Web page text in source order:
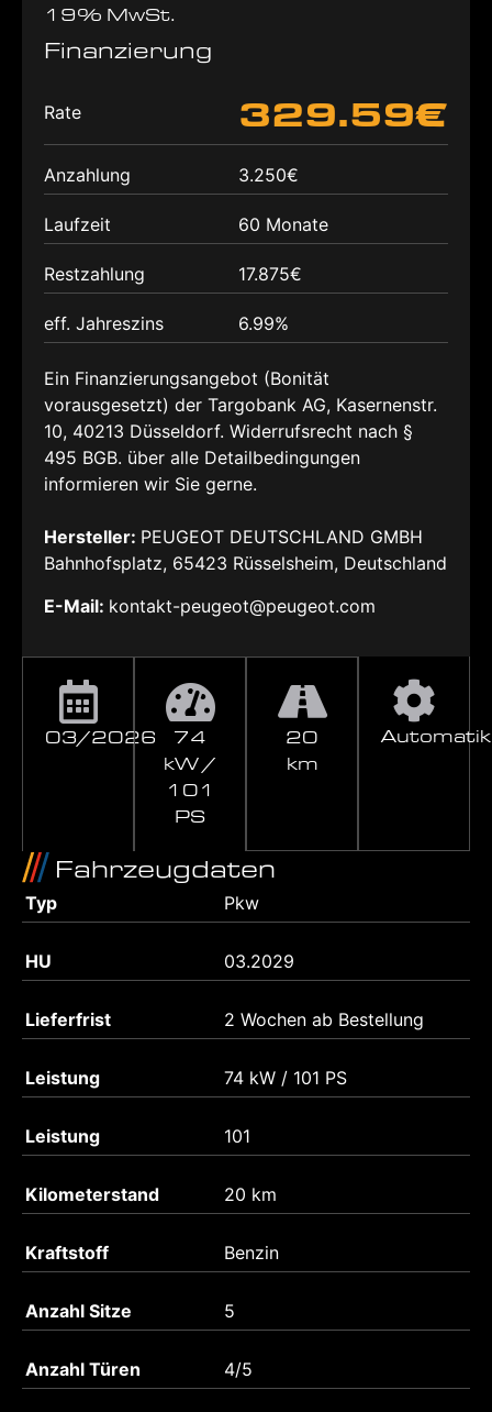
03/2026
74
kW /
101
PS
20
km
Automatik
Fahrzeugdaten
Typ Pkw
HU 03.2029
Lieferfrist 2 Wochen ab Bestellung
Leistung 74 kW / 101 PS
Leistung 101
Kilometerstand 20 km
Kraftstoff Benzin
Anzahl Sitze 5
Anzahl Türen 4/5
19% MwSt.
Finanzierung
Rate 329.59€
Anzahlung 3.250€
Laufzeit 60 Monate
Restzahlung 17.875€
eff. Jahreszins 6.99%
Ein Finanzierungsangebot (Bonität
vorausgesetzt) der Targobank AG, Kasernenstr.
10, 40213 Düsseldorf. Widerrufsrecht nach §
495 BGB. über alle Detailbedingungen
informieren wir Sie gerne.
Hersteller: PEUGEOT DEUTSCHLAND GMBH
Bahnhofsplatz, 65423 Rüsselsheim, Deutschland
E-Mail: kontakt-peugeot@peugeot.com